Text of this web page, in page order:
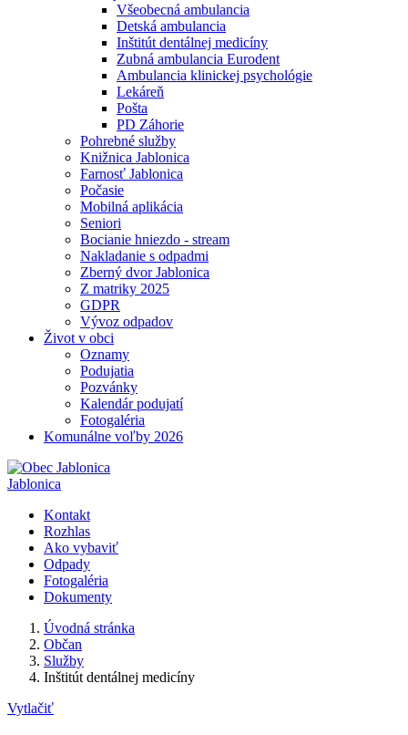
Všeobecná ambulancia
Detská ambulancia
Inštitút dentálnej medicíny
Zubná ambulancia Eurodent
Ambulancia klinickej psychológie
Lekáreň
Pošta
PD Záhorie
Pohrebné služby
Knižnica Jablonica
Farnosť Jablonica
Počasie
Mobilná aplikácia
Seniori
Bocianie hniezdo - stream
Nakladanie s odpadmi
Zberný dvor Jablonica
Z matriky 2025
GDPR
Vývoz odpadov
Život v obci
Oznamy
Podujatia
Pozvánky
Kalendár podujatí
Fotogaléria
Komunálne voľby 2026
Jablonica
Kontakt
Rozhlas
Ako vybaviť
Odpady
Fotogaléria
Dokumenty
Úvodná stránka
Občan
Služby
Inštitút dentálnej medicíny
Vytlačiť